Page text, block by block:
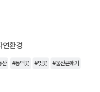
연환경
산 #동백꽃 #벚꽃 #울산큰애기